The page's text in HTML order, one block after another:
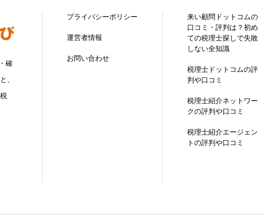
確
、
プライバシーポリシー
運営者情報
お問い合わせ
来い顧問ドットコムの
口コミ・評判は？初め
ての税理士探しで失敗
しない全知識
税理士ドットコムの評
判や口コミ
税理士紹介ネットワー
クの評判や口コミ
税理士紹介エージェン
トの評判や口コミ